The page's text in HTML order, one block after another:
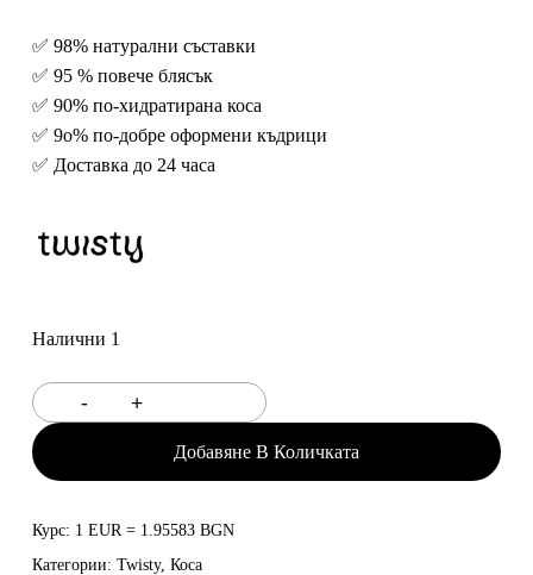
✅ 98% натурални съставки
✅ 95 % повече блясък
✅ 90% по-хидратирана коса
✅ 9о% по-добре оформени къдрици
✅ Доставка до 24 часа
Налични 1
Добавяне В Количката
Курс: 1 EUR = 1.95583 BGN
Категории: Twisty, Коса